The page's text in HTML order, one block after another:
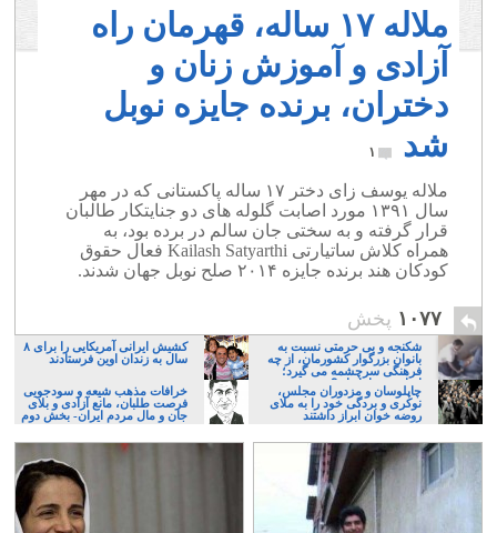
ملاله ۱۷ ساله، قهرمان راه
آزادی و آموزش زنان و
دختران، برنده جایزه نوبل
شد
۱
ملاله یوسف زای دختر ۱۷ ساله پاکستانی که در مهر
سال ۱۳۹۱ مورد اصابت گلوله های دو جنایتکار طالبان
قرار گرفته و به سختی جان سالم در برده بود، به
همراه کلاش ساتیارتی Kailash Satyarthi فعال حقوق
کودکان هند برنده جایزه ۲۰۱۴ صلح نوبل جهان شدند.
۱۰۷۷ پخش
شکنجه و بی حرمتی نسبت به
بانوان بزرگوار کشورمان، از چه
فرهنگی سرچشمه می گیرد؛
ایرانی، و یا تازیان؟
کشیش ایرانی آمریکایی را برای ۸
سال به زندان اوین فرستادند
چاپلوسان و مزدوران مجلس،
نوکری و بردگی خود را به ملای
روضه خوان ابراز داشتند
خرافات مذهب شیعه و سودجویی
فرصت طلبان، مانع آزادی و بلای
جان و مال مردم ایران- بخش دوم